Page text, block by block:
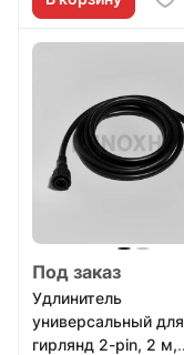
Под заказ
Удлинитель
универсальный для
гирлянд 2-pin, 2 м,